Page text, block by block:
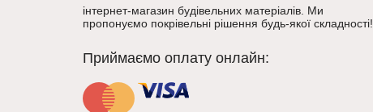
інтернет-магазин будівельних матеріалів. Ми
пропонуємо покрівельні рішення будь-якої складності!
Приймаємо оплату онлайн: